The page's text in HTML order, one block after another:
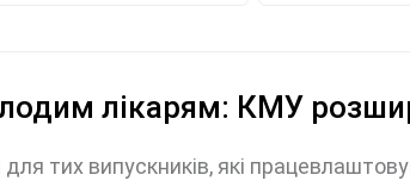
лікарям: КМУ
тих випускників, які